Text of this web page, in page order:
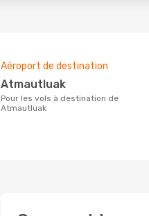
Aéroport de destination
Atmautluak
Pour les vols à destination de
Atmautluak